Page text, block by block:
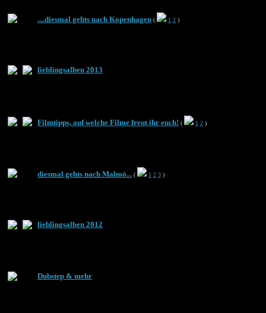
....diesmal gehts nach Kopenhagen ( 1 2 )
lieblingsalben 2013
Filmtipps, auf welche Filme freut ihr euch! ( 1 2 )
diesmal gehts nach Malmö... ( 1 2 3 )
lieblingsalben 2012
Dubstep & mehr